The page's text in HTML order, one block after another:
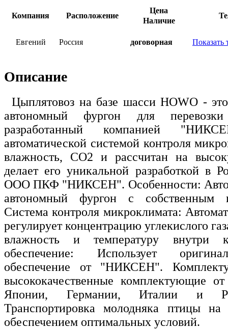
Компания Расположение
Цена
Наличие
Евгений Россия договорная Показать
Описание
Цыплятовоз на базе шасси HOWO -
автономный фургон для
разработанный компанией
автоматической системой контроля
влажность, CO2 и рассчитан на
делает его уникальной разработкой в
ООО ПКФ "НИКСЕН". Особенности:
автономный фургон с собственным
Система контроля микроклимата:
регулирует концентрацию углекислого
влажность и температуру внутри
обеспечение: Использует
обеспечение от "НИКСЕН".
высококачественные комплектующие
Японии, Германии, Италии и
Транспортировка молодняка птицы
обеспечением оптимальных условий.